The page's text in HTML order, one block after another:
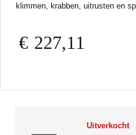
klimmen, krabben, uitrusten en
€ 227,11
Uitverkocht